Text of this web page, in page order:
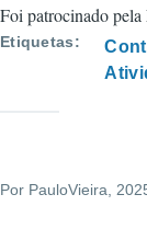
Chat
Foi patrocinado pela
Etiquetas
Por PauloVieira,